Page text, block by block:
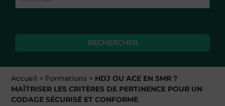
RECHERCHER
Accueil > Formations > HDJ OU ACE EN SMR ?
MAÎTRISER LES CRITÈRES DE PERTINENCE POUR UN
CODAGE SÉCURISÉ ET CONFORME